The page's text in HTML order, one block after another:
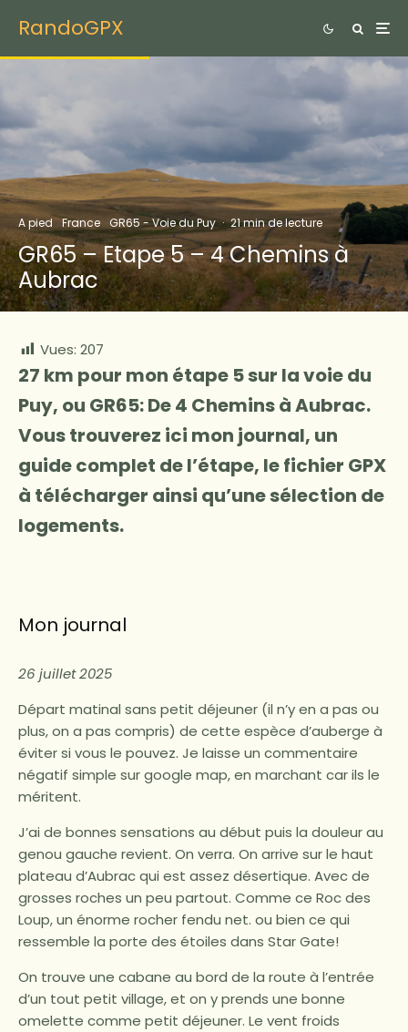
RandoGPX
A pied France GR65 - Voie du Puy · 21 min de lecture
GR65 – Etape 5 – 4 Chemins à
Aubrac
Vues: 207
27 km pour mon étape 5 sur la voie du
Puy, ou GR65: De 4 Chemins à Aubrac.
Vous trouverez ici mon journal, un
guide complet de l’étape, le fichier GPX
à télécharger ainsi qu’une sélection de
logements.
Mon journal
26 juillet 2025
Départ matinal sans petit déjeuner (il n’y en a pas ou
plus, on a pas compris) de cette espèce d’auberge à
éviter si vous le pouvez. Je laisse un commentaire
négatif simple sur google map, en marchant car ils le
méritent.
J’ai de bonnes sensations au début puis la douleur au
genou gauche revient. On verra. On arrive sur le haut
plateau d’Aubrac qui est assez désertique. Avec de
grosses roches un peu partout. Comme ce Roc des
Loup, un énorme rocher fendu net. ou bien ce qui
ressemble la porte des étoiles dans Star Gate!
On trouve une cabane au bord de la route à l’entrée
d’un tout petit village, et on y prends une bonne
omelette comme petit déjeuner. Le vent froids